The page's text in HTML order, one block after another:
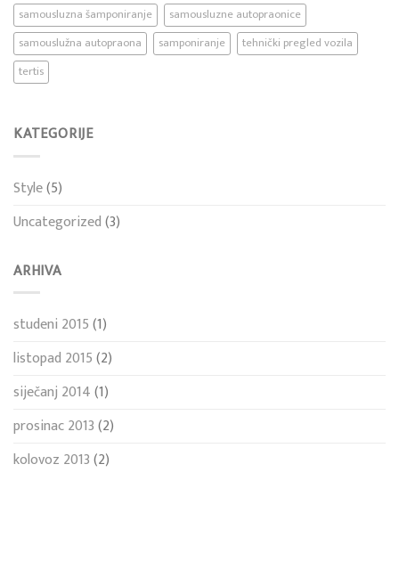
samousluzna šamponiranje
samousluzne autopraonice
samouslužna autopraona
samponiranje
tehnički pregled vozila
tertis
KATEGORIJE
Style(5)
Uncategorized(3)
ARHIVA
studeni 2015(1)
listopad 2015(2)
siječanj 2014(1)
prosinac 2013(2)
kolovoz 2013(2)